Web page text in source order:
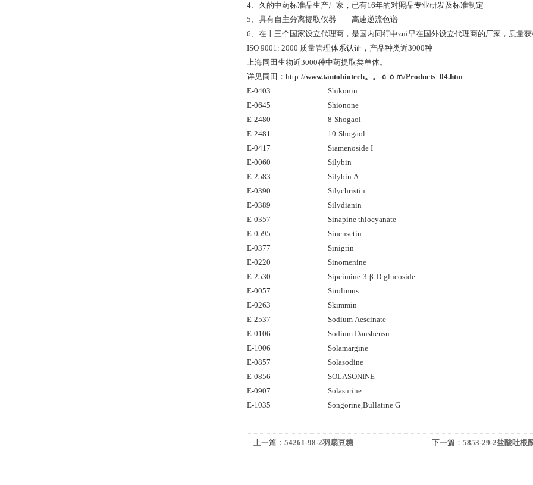
4、久的中药标准品生产厂家，已有16年的对照品专业研发及标准制定
5、具有自主分离提取仪器——高速逆流色谱
6、在十三个国家设立代理商，是国内同行中zui早在国外设立代理商的厂家，质量获
ISO 9001: 2000 质量管理体系认证，产品种类近3000种
上海同田生物近3000种中药提取类单体。
详见同田：http://www.tautobiotech。。ｃｏｍ/Products_04.htm
E-0403
Shikonin
E-0645
Shionone
E-2480
8-Shogaol
E-2481
10-Shogaol
E-0417
Siamenoside I
E-0060
Silybin
E-2583
Silybin A
E-0390
Silychristin
E-0389
Silydianin
E-0357
Sinapine thiocyanate
E-0595
Sinensetin
E-0377
Sinigrin
E-0220
Sinomenine
E-2530
Sipeimine-3-β-D-glucoside
E-0057
Sirolimus
E-0263
Skimmin
E-2537
Sodium Aescinate
E-0106
Sodium Danshensu
E-1006
Solamargine
E-0857
Solasodine
E-0856
SOLASONINE
E-0907
Solasurine
E-1035
Songorine,Bullatine G
上一篇： 54261-98-2羽扇豆糖 下一篇： 5853-29-2盐酸吐根